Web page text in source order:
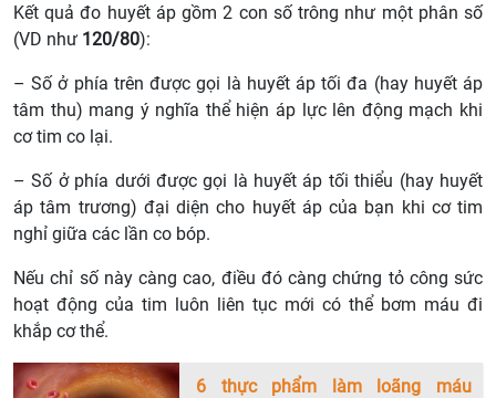
Kết quả đo huyết áp gồm 2 con số trông như một phân số
(VD như 120/80):
– Số ở phía trên được gọi là huyết áp tối đa (hay huyết áp
tâm thu) mang ý nghĩa thể hiện áp lực lên động mạch khi
cơ tim co lại.
– Số ở phía dưới được gọi là huyết áp tối thiểu (hay huyết
áp tâm trương) đại diện cho huyết áp của bạn khi cơ tim
nghỉ giữa các lần co bóp.
Nếu chỉ số này càng cao, điều đó càng chứng tỏ công sức
hoạt động của tim luôn liên tục mới có thể bơm máu đi
khắp cơ thể.
6 thực phẩm làm loãng máu